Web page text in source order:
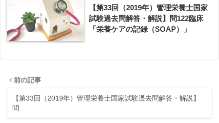
【第33回（2019年）管理栄養士国家
試験過去問解答・解説】問122臨床
「栄養ケアの記録（SOAP）」
前の記事
【第33回（2019年）管理栄養士国家試験過去問解答・解説】
問…